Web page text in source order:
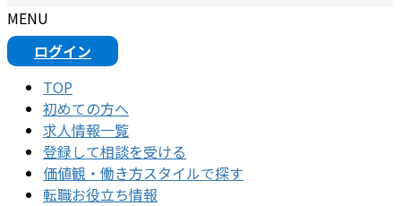
MENU
ログイン
TOP
初めての⽅へ
求人情報一覧
登録して相談を受ける
価値観・働き方スタイルで探す
転職お役立ち情報